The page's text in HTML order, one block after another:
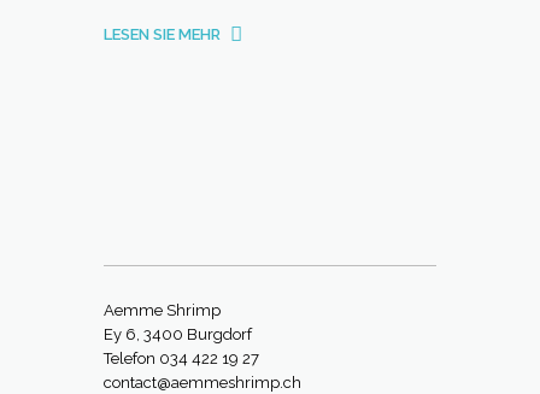
LESEN SIE MEHR
Aemme Shrimp
Ey 6, 3400 Burgdorf
Telefon 034 422 19 27
contact@aemmeshrimp.ch